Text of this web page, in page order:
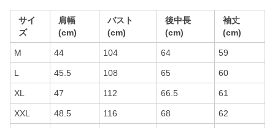
サイ
ズ
肩幅
(cm)
バスト
(cm)
後中長
(cm)
袖丈
(cm)
M 44 104 64 59
L 45.5 108 65 60
XL 47 112 66.5 61
XXL 48.5 116 68 62